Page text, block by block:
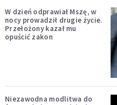
W dzień odprawiał Mszę, w
nocy prowadził drugie życie.
Przełożony kazał mu
opuścić zakon
Niezawodna modlitwa do